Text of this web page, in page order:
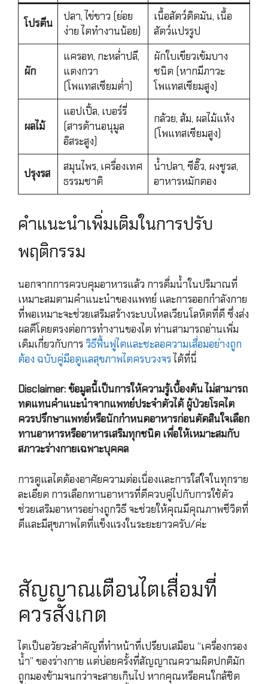
โปรตีน
ปลา, ไข่ขาว (ย่อย
ง่าย ไตทำงานน้อย)
เนื้อสัตว์ติดมัน, เนื้อ
สัตว์แปรรูป
ผัก
แครอท, กะหล่ำปลี,
แตงกวา
(โพแทสเซียมต่ำ)
ผักใบเขียวเข้มบาง
ชนิด (หากมีภาวะ
โพแทสเซียมสูง)
ผลไม้
แอปเปิ้ล, เบอร์รี่
(สารต้านอนุมูล
อิสระสูง)
กล้วย, ส้ม, ผลไม้แห้ง
(โพแทสเซียมสูง)
ปรุงรส
สมุนไพร, เครื่องเทศ
ธรรมชาติ
น้ำปลา, ซีอิ๊ว, ผงชูรส,
อาหารหมักดอง
คำแนะนำเพิ่มเติมในการปรับ
พฤติกรรม
นอกจากการควบคุมอาหารแล้ว การดื่มน้ำในปริมาณที่
เหมาะสมตามคำแนะนำของแพทย์ และการออกกำลังกาย
ที่พอเหมาะจะช่วยเสริมสร้างระบบไหลเวียนโลหิตที่ดี ซึ่งส่ง
ผลดีโดยตรงต่อการทำงานของไต ท่านสามารถอ่านเพิ่ม
เติมเกี่ยวกับการวิธีฟื้นฟูไตและชะลอความเสื่อมอย่างถูก
ต้อง ฉบับคู่มือดูแลสุขภาพไตครบวงจร ได้ที่นี่
Disclaimer: ข้อมูลนี้เป็นการให้ความรู้เบื้องต้น ไม่สามารถ
ทดแทนคำแนะนำจากแพทย์ประจำตัวได้ ผู้ป่วยโรคไต
ควรปรึกษาแพทย์หรือนักกำหนดอาหารก่อนตัดสินใจเลือก
ทานอาหารหรืออาหารเสริมทุกชนิด เพื่อให้เหมาะสมกับ
สภาวะร่างกายเฉพาะบุคคล
การดูแลไตต้องอาศัยความต่อเนื่องและการใส่ใจในทุกราย
ละเอียด การเลือกทานอาหารที่ดีควบคู่ไปกับการใช้ตัว
ช่วยเสริมอาหารอย่างถูกวิธี จะช่วยให้คุณมีคุณภาพชีวิตที่
ดีและมีสุขภาพไตที่แข็งแรงในระยะยาวครับ/ค่ะ
สัญญาณเตือนไตเสื่อมที่
ควรสังเกต
ไตเป็นอวัยวะสำคัญที่ทำหน้าที่เปรียบเสมือน “เครื่องกรอง
น้ำ” ของร่างกาย แต่บ่อยครั้งที่สัญญาณความผิดปกติมัก
ถูกมองข้ามจนกว่าจะสายเกินไป หากคุณหรือคนใกล้ชิด